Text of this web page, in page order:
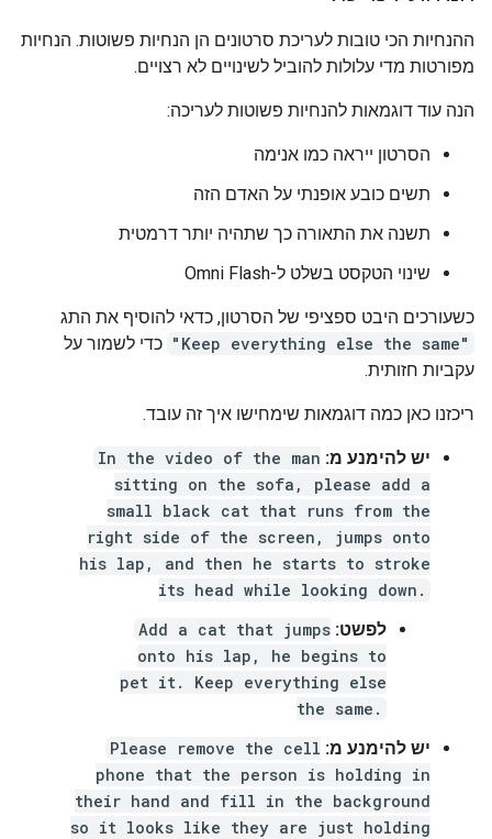
ההנחיות הכי טובות לעריכת סרטונים הן הנחיות פשוטות. הנחיות
מפורטות מדי עלולות להוביל לשינויים לא רצויים.
הנה עוד דוגמאות להנחיות פשוטות לעריכה:
הסרטון ייראה כמו אנימה
תשים כובע אופנתי על האדם הזה
תשנה את התאורה כך שתהיה יותר דרמטית
שינוי הטקסט בשלט ל-Omni Flash
כשעורכים היבט ספציפי של הסרטון, כדאי להוסיף את התג
"Keep everything else the same" כדי לשמור על
עקביות חזותית.
ריכזנו כאן כמה דוגמאות שימחישו איך זה עובד.
יש להימנע מ: In the video of the man
sitting on the sofa, please add a
small black cat that runs from the
right side of the screen, jumps onto
his lap, and then he starts to stroke
its head while looking down.
לפשט: Add a cat that jumps
onto his lap, he begins to
pet it. Keep everything else
the same.
יש להימנע מ: Please remove the cell
phone that the person is holding in
their hand and fill in the background
so it looks like they are just holding